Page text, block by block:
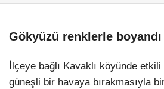
Gökyüzü renklerle boyandı
İlçeye bağlı Kavaklı köyünde
güneşli bir havaya bırakmasıyla